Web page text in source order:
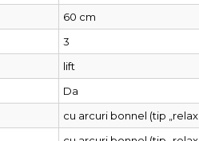
60 cm
3
lift
Da
cu arcuri bonnel (tip